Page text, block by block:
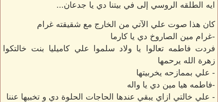
ايه الطلقه الروسي إلى في بيتنا دي يا جدعان...
كان هذا صوت علي الآتي من الخارج مع شقيقته غرام
-غرام مين الصاروخ دي يا كارما
فردت فاطمه تعالوا يا ولاد سلموا علي كاميليا بنت خالتكوا
زهرة الله يرحمها
- علي بممازحه يخربيتها
-فاطمه هيا مين دي يا واله
- علي خالتي ازاي يبقي عندها الحاجات الحلوة دي و تخبيها عننا